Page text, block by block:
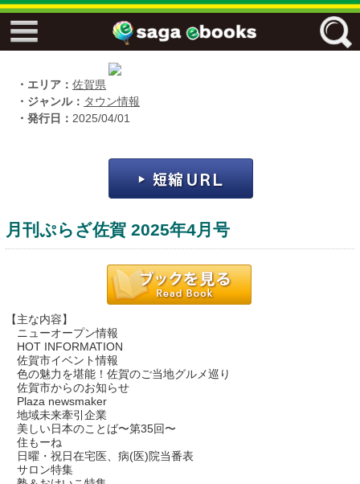
キーワード
・エリア： 佐賀県
・ジャンル： タウン情報
・発行日： 2025/04/01
月刊ぷらざ佐賀 2025年4月号
【主な内容】
ニューオープン情報
HOT INFORMATION
佐賀市イベント情報
色の魅力を堪能！佐賀のご当地グルメ巡り
佐賀市からのお知らせ
Plaza newsmaker
地域未来牽引企業
美しい日本のことば〜第35回〜
住もーね
日曜・祝日在宅医、病(医)院当番表
サロン特集
↓↓ ebooks専用本棚 ↓↓